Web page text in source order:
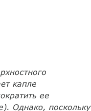
капле
ее
Однако, поскольку